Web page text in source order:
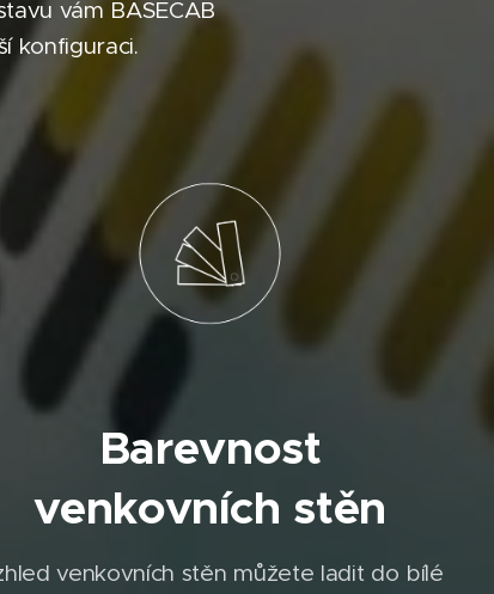
vám BASECAB
konfiguraci.
Barevnost
venkovních stěn
venkovních stěn můžete ladit do bílé